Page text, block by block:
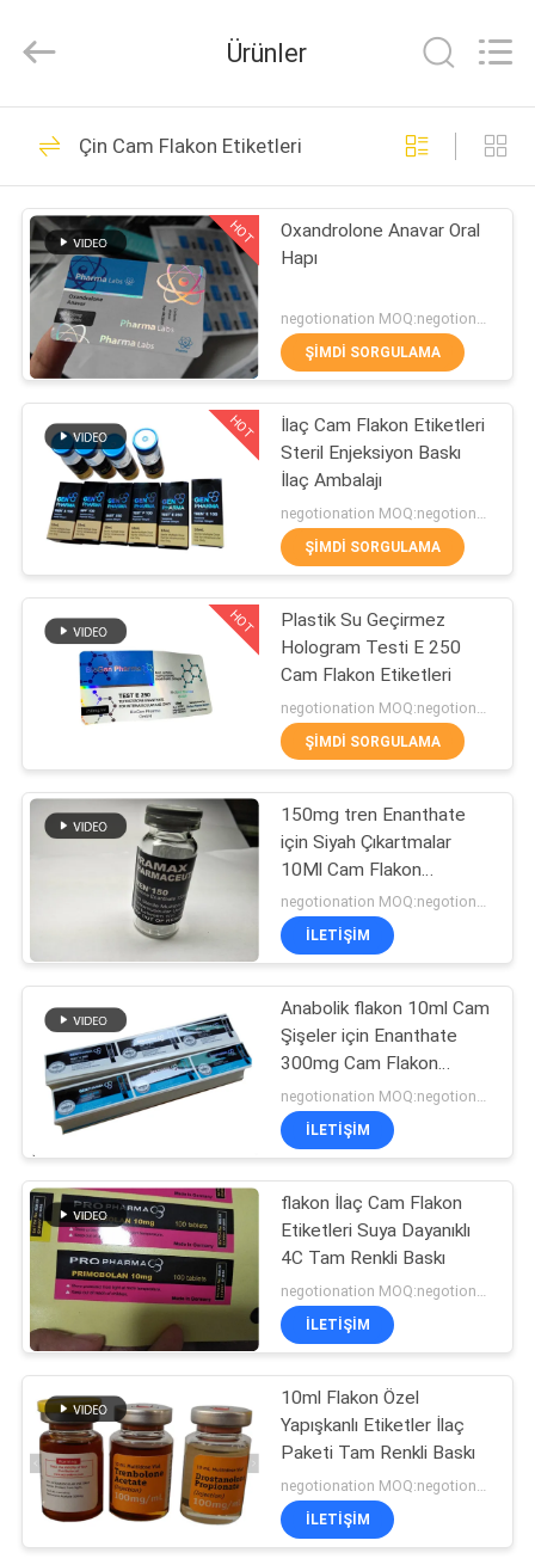
ÜRÜN:%
HAKKIMIZDA
FABRIKA
TURU
KALITE
KONTROL
BIZIMLE
ILETIŞIME
GEÇIN
HABERLER
VAKALAR
HARITASI
PRIVACY
POLICY
Reserved.
Cam Flakon
Etiketleri
318
Şişe etiketleri
256
10 mL Flakon
Etiketleri
139
Özel şişe etiketleri
111
10ml Flakon Kutuları
45
Güvenlik Hologramı
Etiketi
Ürünler
Çin Cam Flakon Etiketleri
HOT
Oxandrolone Anavar Oral
Hapı
negotionation MOQ:negotionation
ŞIMDI SORGULAMA
HOT
İlaç Cam Flakon Etiketleri
Steril Enjeksiyon Baskı
İlaç Ambalajı
ŞIMDI SORGULAMA
HOT
Plastik Su Geçirmez
Hologram Testi E 250
Cam Flakon Etiketleri
ŞIMDI SORGULAMA
150mg tren Enanthate
için Siyah Çıkartmalar
10Ml Cam Flakon
Etiketleri
negotionation MOQ:negotionation
İLETIŞIM
Anabolik flakon 10ml Cam
Şişeler için Enanthate
300mg Cam Flakon
Etiketleri test edin
negotionation MOQ:negotionation
İLETIŞIM
flakon İlaç Cam Flakon
Etiketleri Suya Dayanıklı
4C Tam Renkli Baskı
İLETIŞIM
10ml Flakon Özel
Yapışkanlı Etiketler İlaç
Paketi Tam Renkli Baskı
İLETIŞIM